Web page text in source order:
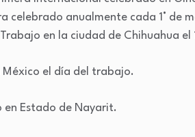
celebrado anualmente cada 1° de
en la ciudad de Chihuahua el
México el día del trabajo.
en Estado de Nayarit.